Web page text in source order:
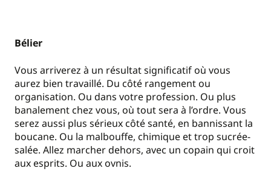
Bélier
Vous arriverez à un résultat significatif où vous
aurez bien travaillé. Du côté rangement ou
organisation. Ou dans votre profession. Ou plus
banalement chez vous, où tout sera à l’ordre. Vous
serez aussi plus sérieux côté santé, en bannissant la
boucane. Ou la malbouffe, chimique et trop sucrée-
salée. Allez marcher dehors, avec un copain qui croit
aux esprits. Ou aux ovnis.